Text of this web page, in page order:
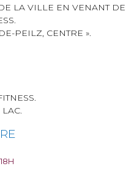
LA VILLE EN VENANT DE
PEILZ, CENTRE ».